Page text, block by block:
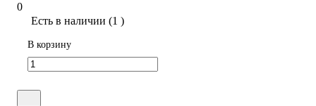
0
Есть в наличии (1 )
В корзину